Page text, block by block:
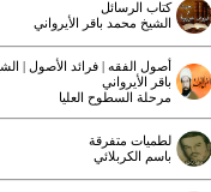
كتاب الرسائل
الشيخ محمد باقر الأيرواني
أصول الفقه | فرائد الأصول |
باقر الأيرواني
مرحلة السطوح العليا
لطميات متفرقة
باسم الكربلائي